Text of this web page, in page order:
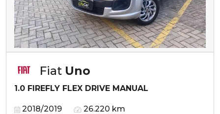
Fiat Uno
1.0 FIREFLY FLEX DRIVE MANUAL
2018/2019 26.220 km